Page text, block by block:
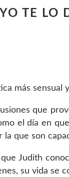
TE
más
que
el día en
la que son
que Judith
su vida se